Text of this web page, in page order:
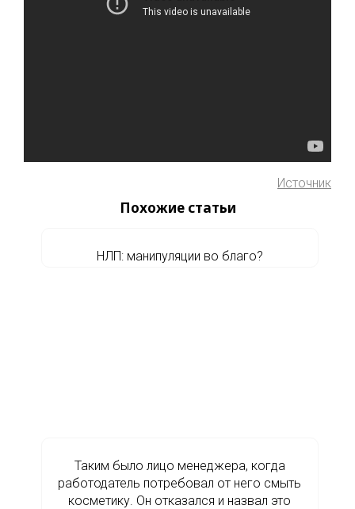
Источник
Похожие статьи
НЛП: манипуляции во благо?
Таким было лицо менеджера, когда
работодатель потребовал от него смыть
косметику. Он отказался и назвал это